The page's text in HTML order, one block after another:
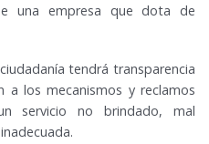
una empresa que dota de
tendrá transparencia
a los mecanismos y reclamos
servicio no brindado, mal